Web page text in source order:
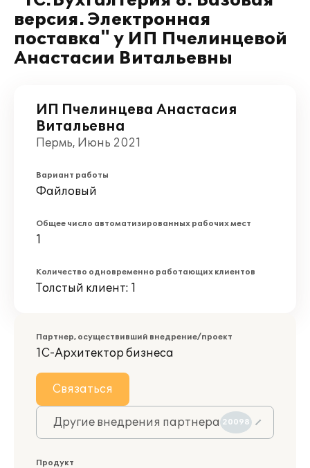
версия. Электронная
поставка" у ИП Пчелинцевой
Анастасии Витальевны
ИП Пчелинцева Анастасия
Витальевна
Пермь, Июнь 2021
Вариант работы
Файловый
Общее число автоматизированных рабочих мест
1
Количество одновременно работающих клиентов
Толстый клиент: 1
Партнер, осуществивший внедрение/проект
1С-Архитектор бизнеса
Связаться
Другие внедрения партнера 20098
Продукт